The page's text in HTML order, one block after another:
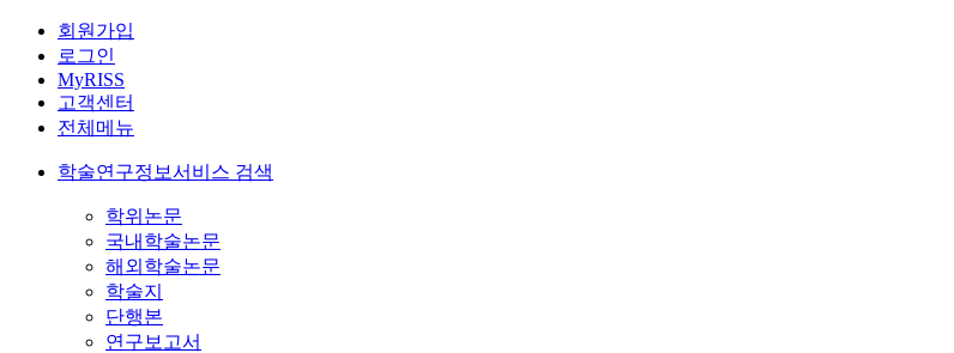
회원가입
로그인
MyRISS
고객센터
전체메뉴
학술연구정보서비스 검색
학위논문
국내학술논문
해외학술논문
학술지
단행본
연구보고서